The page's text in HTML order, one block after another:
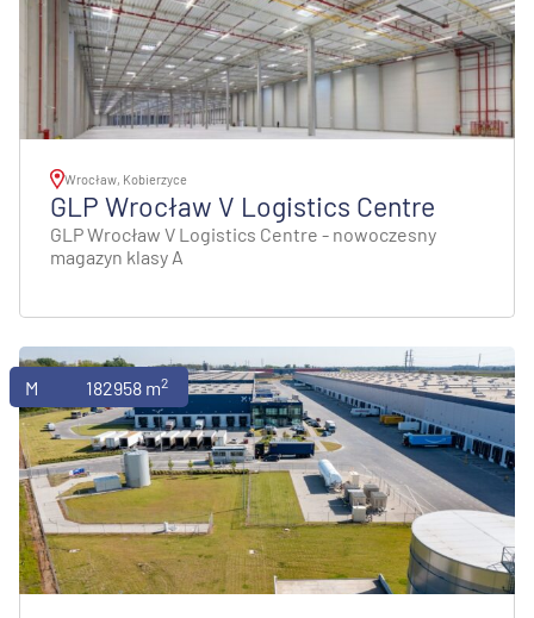
Wrocław, Kobierzyce
GLP Wrocław V Logistics Centre
GLP Wrocław V Logistics Centre - nowoczesny
magazyn klasy A
Magazyny182958 m2